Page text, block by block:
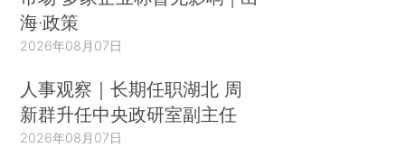
海·政策
2026年08月07日
人事观察｜长期任职湖北 周
新群升任中央政研室副主任
2026年08月07日